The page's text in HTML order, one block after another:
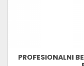
PROFESIONALNI